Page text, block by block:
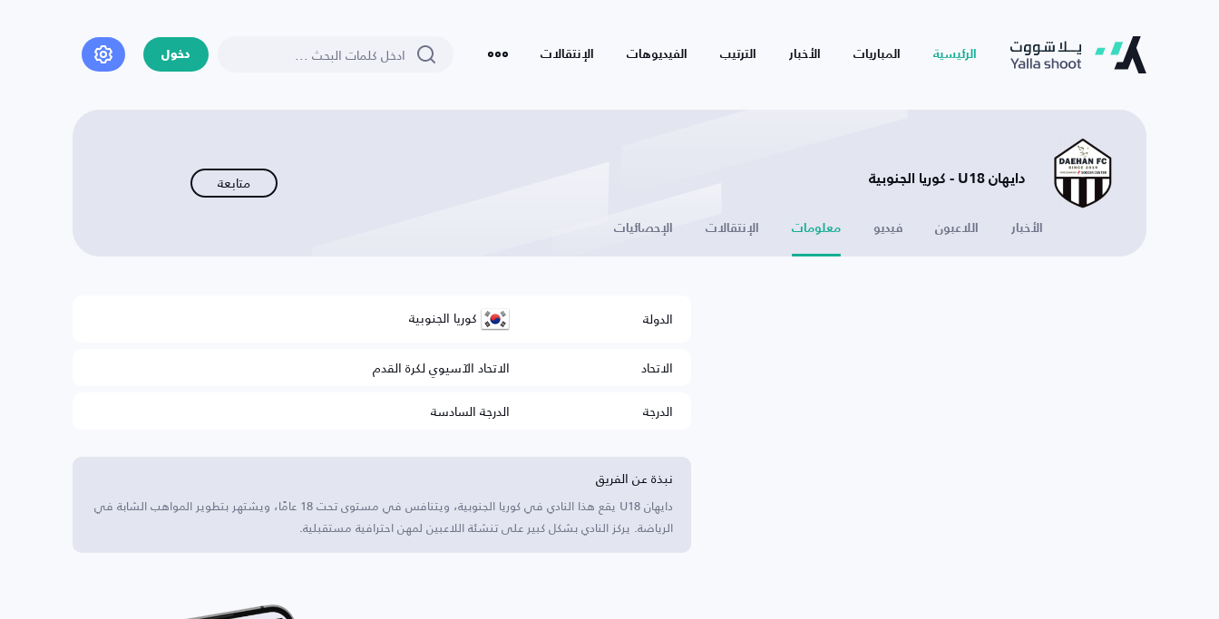
الرئيسية المباريات الأخبار الترتيب الفيديوهات الإنتقالات دخول
دايهان U18 - كوريا الجنوبية متابعة
الأخبار اللاعبون فيديو معلومات الإنتقالات الإحصائيات
الدولة كوريا الجنوبية
الاتحاد
الاتحاد الآسيوي لكرة القدم
الدرجة
الدرجة السادسة
نبذة عن الفريق
دايهان U18 يقع هذا النادي في كوريا الجنوبية، ويتنافس في مستوى تحت 18 عامًا، ويشتهر بتطوير المواهب الشابة في
الرياضة. يركز النادي بشكل كبير على تنشئة اللاعبين لمهن احترافية مستقبلية.